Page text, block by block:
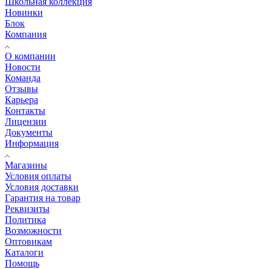
Новинки
Блок
Компания
О компании
Новости
Команда
Отзывы
Карьера
Контакты
Лицензии
Документы
Информация
Магазины
Условия оплаты
Условия доставки
Гарантия на товар
Реквизиты
Политика
Возможности
Оптовикам
Каталоги
Помощь